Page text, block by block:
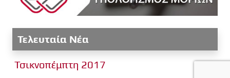
Τελευταία Νέα
Τσικνοπέμπτη 2017